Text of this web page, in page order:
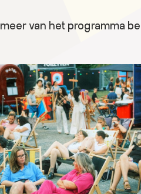
van het programma